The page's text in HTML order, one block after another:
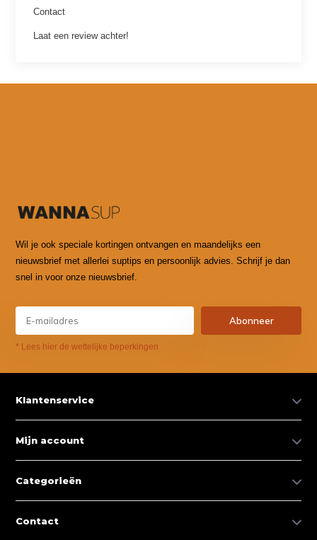
Contact
Laat een review achter!
Wil je ook speciale kortingen ontvangen en maandelijks een
nieuwsbrief met allerlei suptips en persoonlijk advies. Schrijf je dan
snel in voor onze nieuwsbrief.
Abonneer
* Lees hier de wettelijke beperkingen
Klantenservice
Mijn account
Categorieën
Contact